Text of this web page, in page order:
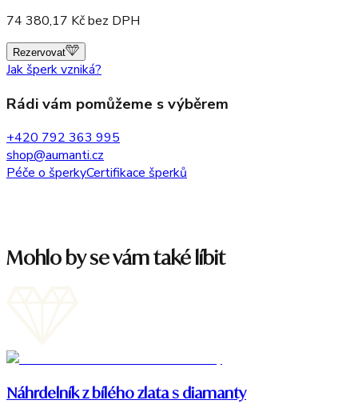
74 380,17 Kč bez DPH
Rezervovat
Jak šperk vzniká?
Rádi vám pomůžeme s výběrem
+420 792 363 995
shop@aumanti.cz
Péče o šperkyCertifikace šperků
Mohlo by se vám také líbit
Náhrdelník z bílého zlata s diamanty